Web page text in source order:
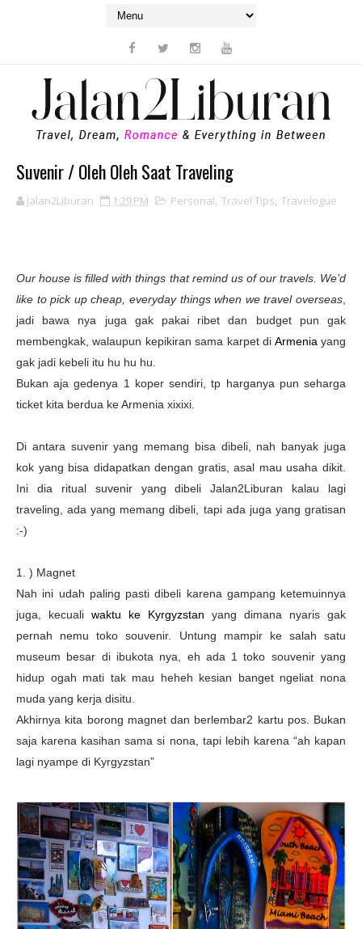
Suvenir / Oleh Oleh Saat Traveling
Jalan2Liburan 1:29 PM Personal, Travel Tips, Travelogue
Our house is filled with things that remind us of our travels. We’d
like to pick up cheap, everyday things when we travel overseas
jadi bawa nya juga gak pakai ribet dan budget pun gak
membengkak, walaupun kepikiran sama karpet di Armenia yang
gak jadi kebeli itu hu hu hu.
Bukan aja gedenya 1 koper sendiri, tp harganya pun seharga
ticket kita berdua ke Armenia xixixi.
Di antara suvenir yang memang bisa dibeli, nah banyak juga
kok yang bisa didapatkan dengan gratis, asal mau usaha dikit.
Ini dia ritual suvenir yang dibeli Jalan2Liburan kalau lagi
traveling, ada yang memang dibeli, tapi ada juga yang gratisan
:-)
1. ) Magnet
Nah ini udah paling pasti dibeli karena gampang ketemuinnya
juga, kecuali waktu ke Kyrgyzstan yang dimana nyaris gak
pernah nemu toko souvenir. Untung mampir ke salah satu
museum besar di ibukota nya, eh ada 1 toko souvenir yang
hidup ogah mati tak mau heheh kesian banget ngeliat nona
muda yang kerja disitu.
Akhirnya kita borong magnet dan berlembar2 kartu pos. Bukan
saja karena kasihan sama si nona, tapi lebih karena “ah kapan
lagi nyampe di Kyrgyzstan”